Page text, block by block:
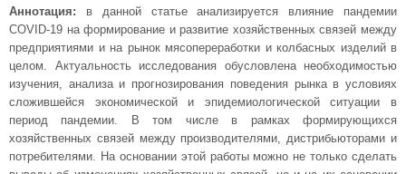
Аннотация: в данной статье анализируется влияние пандемии
COVID-19 на формирование и развитие хозяйственных связей между
предприятиями и на рынок мясопереработки и колбасных изделий в
целом. Актуальность исследования обусловлена необходимостью
изучения, анализа и прогнозирования поведения рынка в условиях
сложившейся экономической и эпидемиологической ситуации в
период пандемии. В том числе в рамках формирующихся
хозяйственных связей между производителями, дистрибьюторами и
потребителями. На основании этой работы можно не только сделать